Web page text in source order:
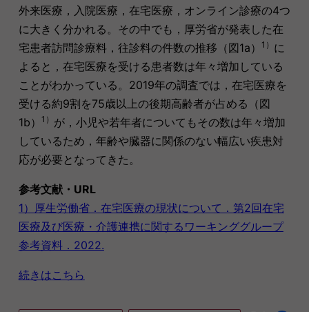
外来医療，入院医療，在宅医療，オンライン診療の4つ
に大きく分かれる。その中でも，厚労省が発表した在
宅患者訪問診療料，往診料の件数の推移（図1a）
1） に
よると，在宅医療を受ける患者数は年々増加している
ことがわかっている。2019年の調査では，在宅医療を
受ける約9割を75歳以上の後期高齢者が占める（図
1b）
1） が，小児や若年者についてもその数は年々増加
しているため，年齢や臓器に関係のない幅広い疾患対
応が必要となってきた。
参考文献・URL
1）厚生労働省．在宅医療の現状について．第2回在宅
医療及び医療・介護連携に関するワーキンググループ
参考資料．2022.
続きはこちら